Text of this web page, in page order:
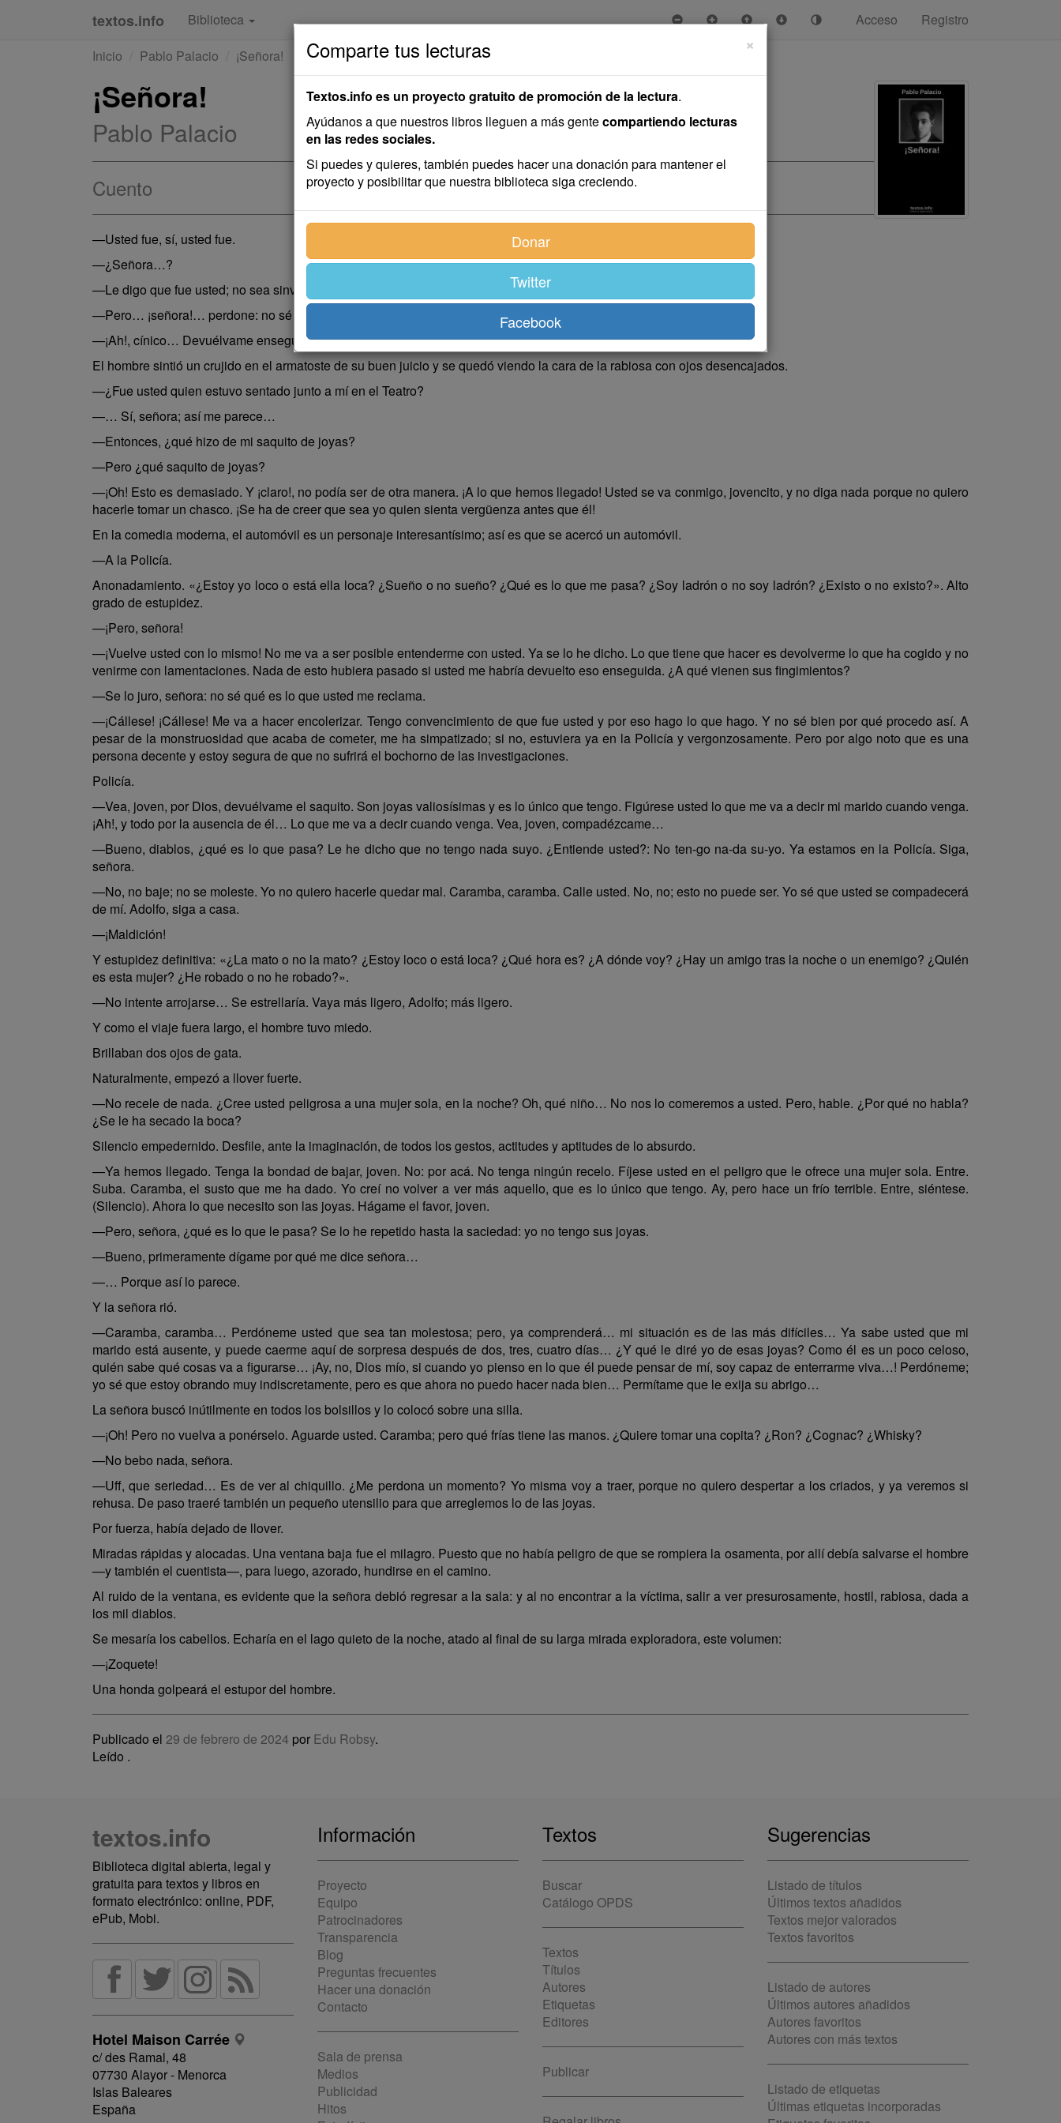
textos.info Biblioteca Acceso
Registro
Inicio
Pablo Palacio ¡Señora!
¡Señora!
Pablo Palacio
Cuento
—Usted fue, sí, usted fue.
—¿Señora…?
—Le digo que fue usted; no sea sinvergüenza.
—Pero… ¡señora!… perdone: no sé de lo que se trata.
—¡Ah!, cínico… Devuélvame enseguida lo que ha cogido.
El hombre sintió un crujido en el armatoste de su buen juicio y se quedó viendo la cara de la rabiosa con ojos desencajados.
—¿Fue usted quien estuvo sentado junto a mí en el Teatro?
—… Sí, señora; así me parece…
—Entonces, ¿qué hizo de mi saquito de joyas?
—Pero ¿qué saquito de joyas?
—¡Oh! Esto es demasiado. Y ¡claro!, no podía ser de otra manera. ¡A lo que hemos llegado! Usted se va conmigo, jovencito, y no diga nada porque no quiero
hacerle tomar un chasco. ¡Se ha de creer que sea yo quien sienta vergüenza antes que él!
En la comedia moderna, el automóvil es un personaje interesantísimo; así es que se acercó un automóvil.
—A la Policía.
Anonadamiento. «¿Estoy yo loco o está ella loca? ¿Sueño o no sueño? ¿Qué es lo que me pasa? ¿Soy ladrón o no soy ladrón? ¿Existo o no existo?». Alto
grado de estupidez.
—¡Pero, señora!
—¡Vuelve usted con lo mismo! No me va a ser posible entenderme con usted. Ya se lo he dicho. Lo que tiene que hacer es devolverme lo que ha cogido y no
venirme con lamentaciones. Nada de esto hubiera pasado si usted me habría devuelto eso enseguida. ¿A qué vienen sus fingimientos?
—Se lo juro, señora: no sé qué es lo que usted me reclama.
—¡Cállese! ¡Cállese! Me va a hacer encolerizar. Tengo convencimiento de que fue usted y por eso hago lo que hago. Y no sé bien por qué procedo así. A
pesar de la monstruosidad que acaba de cometer, me ha simpatizado; si no, estuviera ya en la Policía y vergonzosamente. Pero por algo noto que es una
persona decente y estoy segura de que no sufrirá el bochorno de las investigaciones.
Policía.
—Vea, joven, por Dios, devuélvame el saquito. Son joyas valiosísimas y es lo único que tengo. Figúrese usted lo que me va a decir mi marido cuando venga.
¡Ah!, y todo por la ausencia de él… Lo que me va a decir cuando venga. Vea, joven, compadézcame…
—Bueno, diablos, ¿qué es lo que pasa? Le he dicho que no tengo nada suyo. ¿Entiende usted?: No ten-go na-da su-yo. Ya estamos en la Policía. Siga,
señora.
—No, no baje; no se moleste. Yo no quiero hacerle quedar mal. Caramba, caramba. Calle usted. No, no; esto no puede ser. Yo sé que usted se compadecerá
de mí. Adolfo, siga a casa.
—¡Maldición!
Y estupidez definitiva: «¿La mato o no la mato? ¿Estoy loco o está loca? ¿Qué hora es? ¿A dónde voy? ¿Hay un amigo tras la noche o un enemigo? ¿Quién
es esta mujer? ¿He robado o no he robado?».
—No intente arrojarse… Se estrellaría. Vaya más ligero, Adolfo; más ligero.
Y como el viaje fuera largo, el hombre tuvo miedo.
Brillaban dos ojos de gata.
Naturalmente, empezó a llover fuerte.
—No recele de nada. ¿Cree usted peligrosa a una mujer sola, en la noche? Oh, qué niño… No nos lo comeremos a usted. Pero, hable. ¿Por qué no habla?
¿Se le ha secado la boca?
Silencio empedernido. Desfile, ante la imaginación, de todos los gestos, actitudes y aptitudes de lo absurdo.
—Ya hemos llegado. Tenga la bondad de bajar, joven. No: por acá. No tenga ningún recelo. Fíjese usted en el peligro que le ofrece una mujer sola. Entre.
Suba. Caramba, el susto que me ha dado. Yo creí no volver a ver más aquello, que es lo único que tengo. Ay, pero hace un frío terrible. Entre, siéntese.
(Silencio). Ahora lo que necesito son las joyas. Hágame el favor, joven.
—Pero, señora, ¿qué es lo que le pasa? Se lo he repetido hasta la saciedad: yo no tengo sus joyas.
—Bueno, primeramente dígame por qué me dice señora…
—… Porque así lo parece.
Y la señora rió.
—Caramba, caramba… Perdóneme usted que sea tan molestosa; pero, ya comprenderá… mi situación es de las más difíciles… Ya sabe usted que mi
marido está ausente, y puede caerme aquí de sorpresa después de dos, tres, cuatro días… ¿Y qué le diré yo de esas joyas? Como él es un poco celoso,
quién sabe qué cosas va a figurarse… ¡Ay, no, Dios mío, si cuando yo pienso en lo que él puede pensar de mí, soy capaz de enterrarme viva…! Perdóneme;
yo sé que estoy obrando muy indiscretamente, pero es que ahora no puedo hacer nada bien… Permítame que le exija su abrigo…
La señora buscó inútilmente en todos los bolsillos y lo colocó sobre una silla.
—¡Oh! Pero no vuelva a ponérselo. Aguarde usted. Caramba; pero qué frías tiene las manos. ¿Quiere tomar una copita? ¿Ron? ¿Cognac? ¿Whisky?
—No bebo nada, señora.
—Uff, que seriedad… Es de ver al chiquillo. ¿Me perdona un momento? Yo misma voy a traer, porque no quiero despertar a los criados, y ya veremos si
rehusa. De paso traeré también un pequeño utensilio para que arreglemos lo de las joyas.
Por fuerza, había dejado de llover.
Miradas rápidas y alocadas. Una ventana baja fue el milagro. Puesto que no había peligro de que se rompiera la osamenta, por allí debía salvarse el hombre
—y también el cuentista—, para luego, azorado, hundirse en el camino.
Al ruido de la ventana, es evidente que la señora debió regresar a la sala: y al no encontrar a la víctima, salir a ver presurosamente, hostil, rabiosa, dada a
los mil diablos.
Se mesaría los cabellos. Echaría en el lago quieto de la noche, atado al final de su larga mirada exploradora, este volumen:
—¡Zoquete!
Una honda golpeará el estupor del hombre.
Publicado el 29 de febrero de 2024 por Edu Robsy.
Leído .
textos.info
Biblioteca digital abierta, legal y
gratuita para textos y libros en
formato electrónico: online, PDF,
ePub, Mobi.
Hotel Maison Carrée
c/ des Ramal, 48
07730 Alayor - Menorca
Islas Baleares
España
Información
Proyecto
Equipo
Patrocinadores
Transparencia
Blog
Preguntas frecuentes
Hacer una donación
Contacto
Sala de prensa
Medios
Publicidad
Hitos
Textos
Buscar
Catálogo OPDS
Textos
Títulos
Autores
Etiquetas
Editores
Publicar
Sugerencias
Listado de títulos
Últimos textos añadidos
Textos mejor valorados
Textos favoritos
Listado de autores
Últimos autores añadidos
Autores favoritos
Autores con más textos
Listado de etiquetas
Últimas etiquetas incorporadas
×
Comparte tus lecturas
Textos.info es un proyecto gratuito de promoción de la lectura.
Ayúdanos a que nuestros libros lleguen a más gentecompartiendo lecturas
en las redes sociales.
Si puedes y quieres, también puedes hacer una donación para mantener el
proyecto y posibilitar que nuestra biblioteca siga creciendo.
Donar
Twitter
Facebook